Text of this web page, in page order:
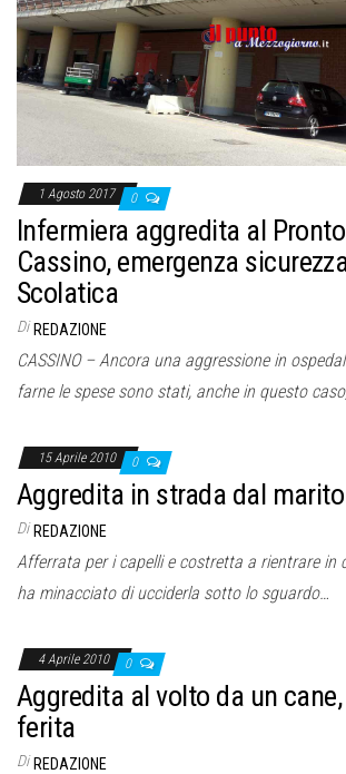
1 Agosto 2017 0
Infermiera aggredita al
Cassino, emergenza
Scolatica
Di REDAZIONE
CASSINO – Ancora una aggressione in
farne le spese sono stati, anche in questo
15 Aprile 2010 0
Aggredita in strada dal
Di REDAZIONE
Afferrata per i capelli e costretta a rientrare in
ha minacciato di ucciderla sotto lo sguardo…
4 Aprile 2010 0
Aggredita al volto da un
ferita
Di REDAZIONE